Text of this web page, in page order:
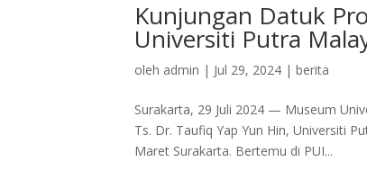
Kunjungan Datuk
Universiti Putra
oleh admin | Jul 29, 2024 |berita
Surakarta, 29 Juli 2024 — Museum
Ts. Dr. Taufiq Yap Yun Hin, Universiti
Maret Surakarta. Bertemu di PUI...